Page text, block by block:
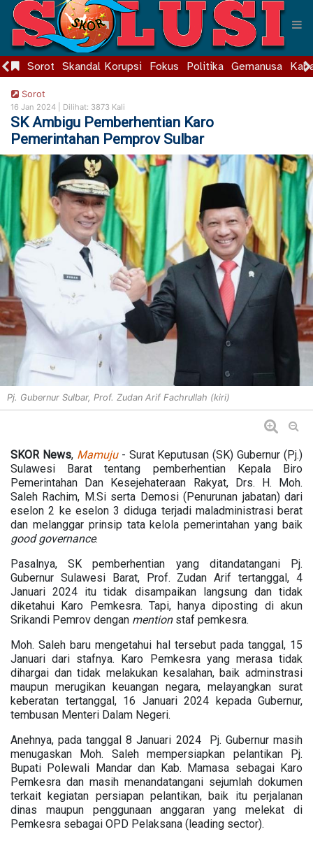
Sorot Skandal Korupsi Fokus Politika Gemanusa
Sorot
16 Jan 2024 | Dilihat: 3873 Kali
SK Ambigu Pemberhentian Karo
Pemerintahan Pemprov Sulbar
Pj. Gubernur Sulbar, Prof. Zudan Arif Fachrullah (kiri)
SKOR News, Mamuju- Surat Keputusan (SK) Gubernur (Pj.)
Sulawesi Barat tentang pemberhentian Kepala Biro
Pemerintahan Dan Kesejehateraan Rakyat, Drs. H. Moh.
Saleh Rachim, M.Si serta Demosi (Penurunan jabatan) dari
eselon 2 ke eselon 3 diduga terjadi maladministrasi berat
dan melanggar prinsip tata kelola pemerintahan yang baik
good governance.
Pasalnya, SK pemberhentian yang ditandatangani Pj.
Gubernur Sulawesi Barat, Prof. Zudan Arif tertanggal, 4
Januari 2024 itu tidak disampaikan langsung dan tidak
diketahui Karo Pemkesra. Tapi, hanya diposting di akun
Srikandi Pemrov dengan mentionstaf pemkesra.
Moh. Saleh baru mengetahui hal tersebut pada tanggal, 15
Januari dari stafnya. Karo Pemkesra yang merasa tidak
dihargai dan tidak melakukan kesalahan, baik adminstrasi
maupun merugikan keuangan negara, melayangkan surat
keberatan tertanggal, 16 Januari 2024 kepada Gubernur,
tembusan Menteri Dalam Negeri.
Anehnya, pada tanggal 8 Januari 2024 Pj. Gubernur masih
menugaskan Moh. Saleh mempersiapkan pelantikan Pj.
Bupati Polewali Mandar dan Kab. Mamasa sebagai Karo
Pemkesra dan masih menandatangani sejumlah dokumen
terkait kegiatan persiapan pelantikan, baik itu perjalanan
dinas maupun penggunaan anggaran yang melekat di
Pemkesra sebagai OPD Pelaksana (leading sector).